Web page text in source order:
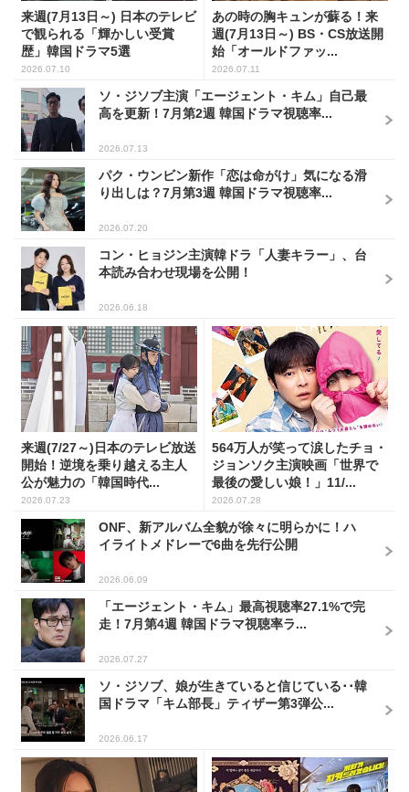
来週(7月13日～) 日本のテレビ
で観られる「輝かしい受賞
歴」韓国ドラマ5選
2026.07.10
あの時の胸キュンが蘇る！来
週(7月13日～) BS・CS放送開
始「オールドファッ...
2026.07.11
ソ・ジソブ主演「エージェント・キム」自己最
高を更新！7月第2週 韓国ドラマ視聴率...
2026.07.13
パク・ウンビン新作「恋は命がけ」気になる滑
り出しは？7月第3週 韓国ドラマ視聴率...
2026.07.20
コン・ヒョジン主演韓ドラ「人妻キラー」、台
本読み合わせ現場を公開！
2026.06.18
来週(7/27～)日本のテレビ放送
開始！逆境を乗り越える主人
公が魅力の「韓国時代...
2026.07.23
564万人が笑って涙したチョ・
ジョンソク主演映画「世界で
最後の愛しい娘！」11/...
2026.07.28
ONF、新アルバム全貌が徐々に明らかに！ハ
イライトメドレーで6曲を先行公開
2026.06.09
「エージェント・キム」最高視聴率27.1%で完
走！7月第4週 韓国ドラマ視聴率ラ...
2026.07.27
ソ・ジソブ、娘が生きていると信じている･･韓
国ドラマ「キム部長」ティザー第3弾公...
2026.06.17